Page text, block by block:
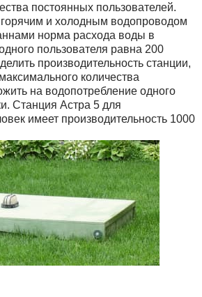
постоянных пользователей.
и холодным водопроводом
норма расхода воды в
пользователя равна 200
производительность станции,
количества
на водопотребление одного
Станция Астра 5 для
имеет производительность 1000